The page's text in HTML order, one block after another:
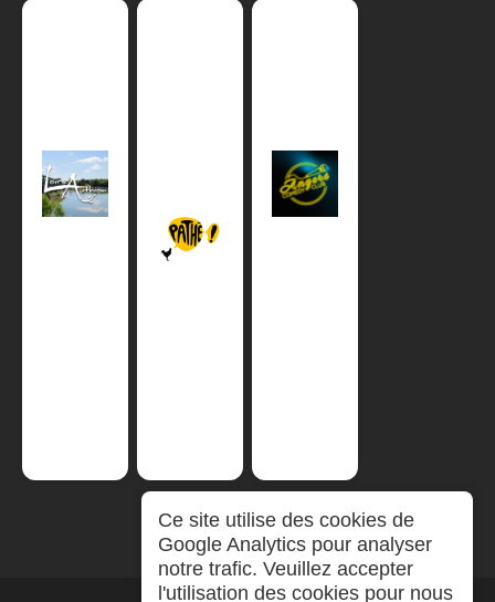
Ce site utilise des cookies de
Google Analytics pour analyser
notre trafic. Veuillez accepter
l'utilisation des cookies pour nous